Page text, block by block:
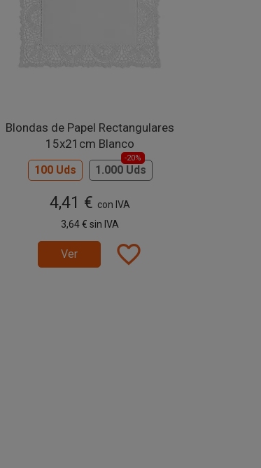
Blondas de Papel Rectangulares
15x21cm Blanco
100 Uds 1.000 Uds
-20%
4,41 € con IVA
3,64 € sin IVA
Ver favorite_border